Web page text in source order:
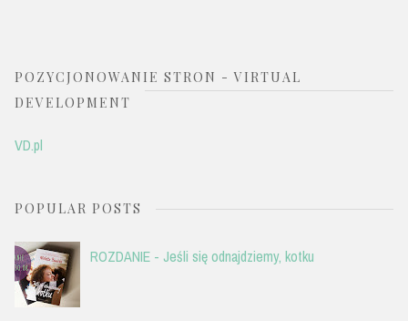
POZYCJONOWANIE STRON - VIRTUAL
DEVELOPMENT
VD.pl
POPULAR POSTS
ROZDANIE - Jeśli się odnajdziemy, kotku